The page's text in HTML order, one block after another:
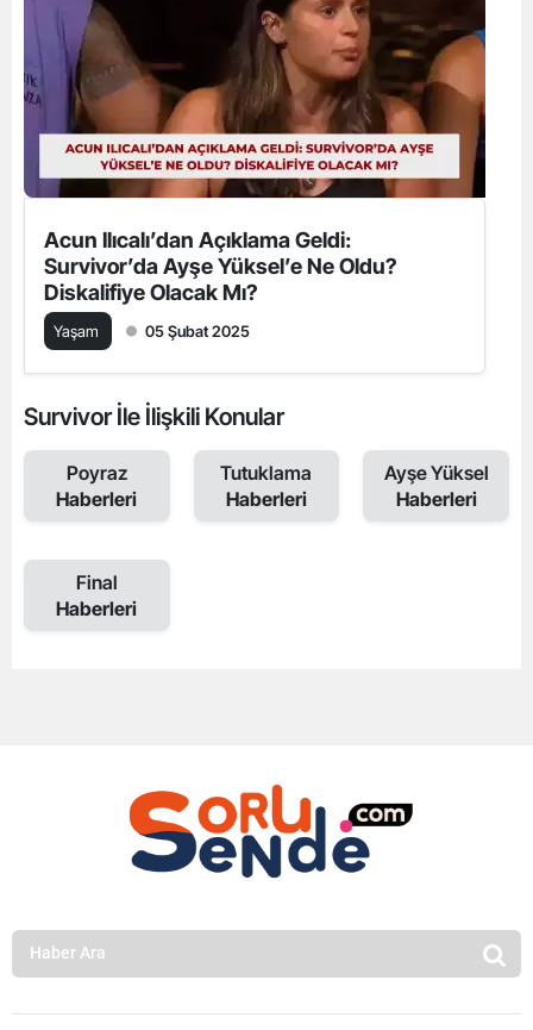
Acun Ilıcalı’dan Açıklama Geldi:
Survivor’da Ayşe Yüksel’e Ne Oldu?
Diskalifiye Olacak Mı?
Yaşam 05 Şubat 2025
Survivor İle İlişkili Konular
Poyraz
Haberleri
Tutuklama
Haberleri
Ayşe Yüksel
Haberleri
Final
Haberleri